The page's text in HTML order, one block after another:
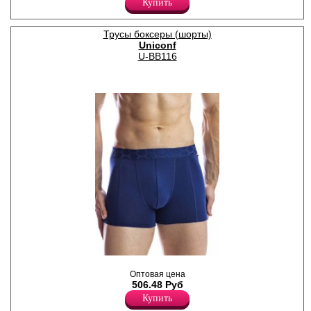
профилированный гульфик,
вшивная резинка.
Хлопок 95%
Эластан 5%
Купить
Трусы боксеры (шорты)
Uniconf
U-BB116
хлопка, однотонные,
резинка с лазерной
обработкой, без боковых
швов, вшитая ластовица.
Оптовая цена
506.48 Руб
Купить